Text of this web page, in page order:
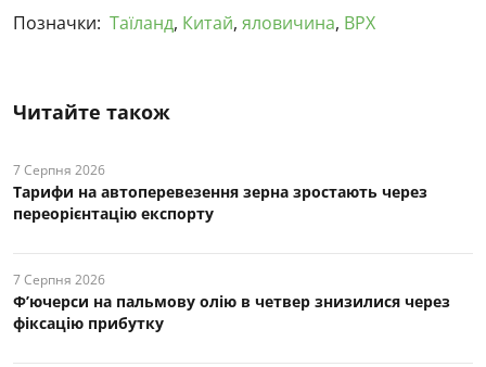
Позначки: Таїланд, Китай, яловичина, ВРХ
Читайте також
7 Серпня 2026
Тарифи на автоперевезення зерна зростають через
переорієнтацію експорту
7 Серпня 2026
Ф’ючерси на пальмову олію в четвер знизилися через
фіксацію прибутку